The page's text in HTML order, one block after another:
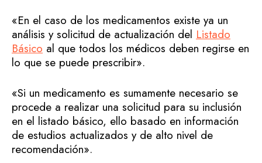
«En el caso de los medicamentos existe ya un
análisis y solicitud de actualización del Listado
Básico al que todos los médicos deben regirse en
lo que se puede prescribir».
«Si un medicamento es sumamente necesario se
procede a realizar una solicitud para su inclusión
en el listado básico, ello basado en información
de estudios actualizados y de alto nivel de
recomendación».